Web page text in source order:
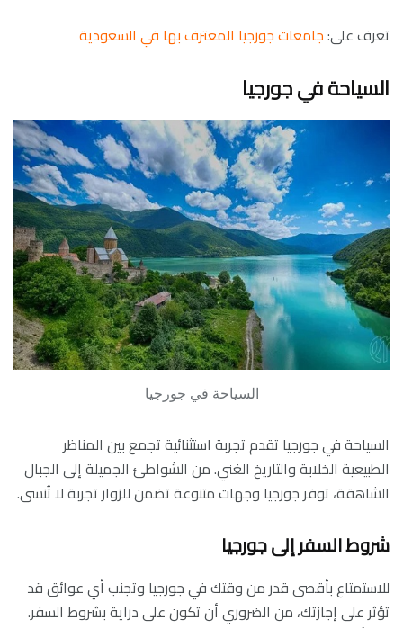
تعرف على:جامعات جورجيا المعترف بها في السعودية
السياحة في جورجيا
السياحة في جورجيا
السياحة في جورجيا تقدم تجربة استثنائية تجمع بين المناظر
الطبيعية الخلابة والتاريخ الغني. من الشواطئ الجميلة إلى الجبال
الشاهقة، توفر جورجيا وجهات متنوعة تضمن للزوار تجربة لا تُنسى.
شروط السفر إلى جورجيا
للاستمتاع بأقصى قدر من وقتك في جورجيا وتجنب أي عوائق قد
تؤثر على إجازتك، من الضروري أن تكون على دراية بشروط السفر.